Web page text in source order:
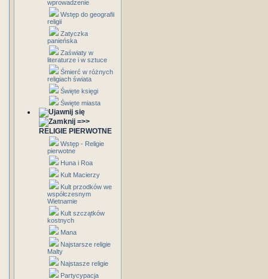
wprowadzenie
Wstęp do geografii
religii
Zatyczka
panieńska
Zaświaty w
literaturze i w sztuce
Śmierć w różnych
religiach świata
Święte księgi
Święte miasta
=>>
RELIGIE PIERWOTNE
Wstęp - Religie
pierwotne
Huna i Roa
Kult Macierzy
Kult przodków we
współczesnym
Wietnamie
Kult szczątków
kostnych
Mana
Najstarsze religie
Malty
Najstasze religie
Partycypacja